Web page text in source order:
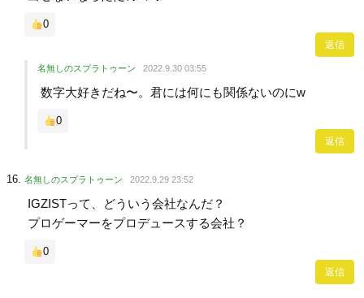
0
返信
名無しのスプラトゥーン 2022.9.30 03:55
数字大好きだね〜。君には何にも関係ないのにw
0
返信
名無しのスプラトゥーン 2022.9.29 23:52
IGZISTって、どういう会社なんだ？
プロゲーマーをプロデュースする会社？
0
返信